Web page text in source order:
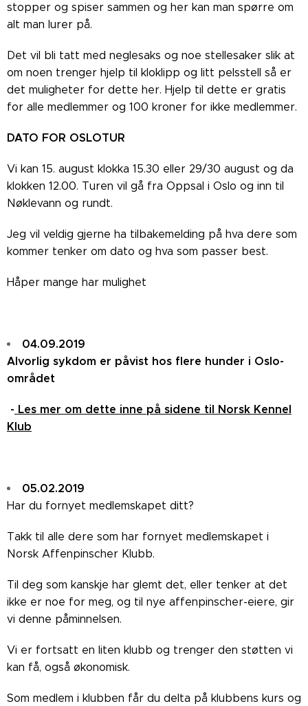
stopper og spiser sammen og her kan man spørre om
alt man lurer på.
Det vil bli tatt med neglesaks og noe stellesaker slik at
om noen trenger hjelp til kloklipp og litt pelsstell så er
det muligheter for dette her. Hjelp til dette er gratis
for alle medlemmer og 100 kroner for ikke medlemmer.
DATO FOR OSLOTUR
Vi kan 15. august klokka 15.30 eller 29/30 august og da
klokken 12.00. Turen vil gå fra Oppsal i Oslo og inn til
Nøklevann og rundt.
Jeg vil veldig gjerne ha tilbakemelding på hva dere som
kommer tenker om dato og hva som passer best.
Håper mange har mulighet
04.09.2019
Alvorlig sykdom er påvist hos flere hunder i Oslo-
området
- Les mer om dette inne på sidene til Norsk Kennel
Klub
05.02.2019
Har du fornyet medlemskapet ditt?
Takk til alle dere som har fornyet medlemskapet i
Norsk Affenpinscher Klubb.
Til deg som kanskje har glemt det, eller tenker at det
ikke er noe for meg, og til nye affenpinscher-eiere, gir
vi denne påminnelsen.
Vi er fortsatt en liten klubb og trenger den støtten vi
kan få, også økonomisk.
Som medlem i klubben får du delta på klubbens kurs og